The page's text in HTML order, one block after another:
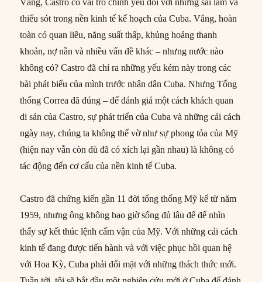
Vâng, Castro có vai trò chính yếu đối với những sai lầm và
thiếu sót trong nền kinh tế kế hoạch của Cuba. Vâng, hoàn
toàn có quan liêu, năng suất thấp, khủng hoảng thanh
khoản, nợ nần và nhiều vấn đề khác – nhưng nước nào
không có? Castro đã chỉ ra những yếu kém này trong các
bài phát biểu của mình trước nhân dân Cuba. Nhưng Tổng
thống Correa đã đúng – để đánh giá một cách khách quan
di sản của Castro, sự phát triển của Cuba và những cải cách
ngày nay, chúng ta không thể vờ như sự phong tỏa của Mỹ
(hiện nay vẫn còn dù đã có xích lại gần nhau) là không có
tác động đến cơ cấu của nền kinh tế Cuba.
Castro đã chứng kiến gần 11 đời tổng thống Mỹ kể từ năm
1959, nhưng ông không bao giờ sống đủ lâu để để nhìn
thấy sự kết thúc lệnh cấm vận của Mỹ. Với những cải cách
kinh tế đang được tiến hành và với việc phục hồi quan hệ
với Hoa Kỳ, Cuba phải đối mặt với những thách thức mới.